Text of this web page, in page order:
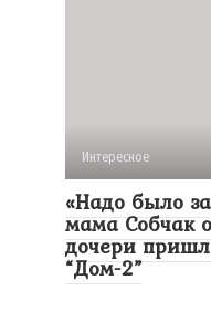
Интересное
«Надо было
мама Собчак
дочери
“Дом-2”